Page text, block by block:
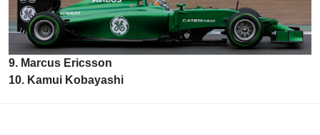
9. Marcus Ericsson
10. Kamui Kobayashi